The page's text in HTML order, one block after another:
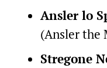
Ansler lo
(Ansler the
Stregone